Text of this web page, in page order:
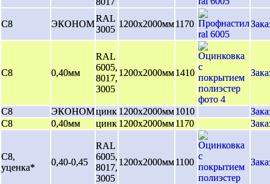
С8 ЭКОНОМ
RAL
3005
1200х2000мм1170
С8 0,40мм
RAL
6005,
8017,
3005
1200х2000мм1410
С8 ЭКОНОМцинк 1200х2000мм1010
С8
0,40мм цинк 1200х2000мм1170
С8,
уценка*
0,40-0,45
RAL
6005,
8017,
3005
1200х2000мм1100